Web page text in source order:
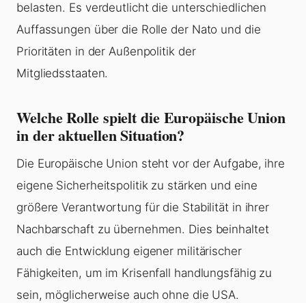
belasten. Es verdeutlicht die unterschiedlichen
Auffassungen über die Rolle der Nato und die
Prioritäten in der Außenpolitik der
Mitgliedsstaaten.
Welche Rolle spielt die Europäische Union
in der aktuellen Situation?
Die Europäische Union steht vor der Aufgabe, ihre
eigene Sicherheitspolitik zu stärken und eine
größere Verantwortung für die Stabilität in ihrer
Nachbarschaft zu übernehmen. Dies beinhaltet
auch die Entwicklung eigener militärischer
Fähigkeiten, um im Krisenfall handlungsfähig zu
sein, möglicherweise auch ohne die USA.